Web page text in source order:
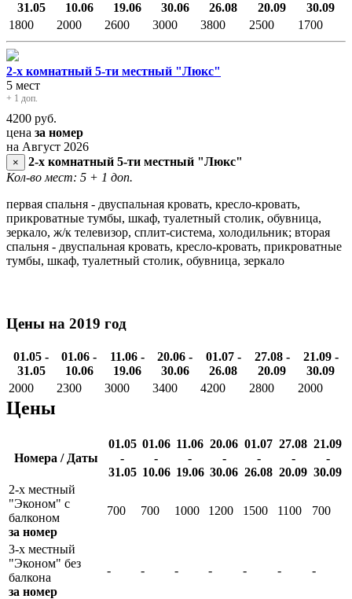
31.05
10.06
19.06
30.06
26.08
20.09
30.09
1800
2000 2600 3000 3800 2500 1700
2-х комнатный 5-ти местный "Люкс"
5 мест
+ 1 доп.
4200 руб.
цена за номер
на Август 2026
×
2-х комнатный 5-ти местный "Люкс"
Кол-во мест: 5 + 1 доп.
первая спальня - двуспальная кровать, кресло-кровать,
прикроватные тумбы, шкаф, туалетный столик, обувница,
зеркало, ж/к телевизор, сплит-система, холодильник; вторая
спальня - двуспальная кровать, кресло-кровать, прикроватные
тумбы, шкаф, туалетный столик, обувница, зеркало
Цены на 2019 год
01.05 -
31.05
01.06 -
10.06
11.06 -
19.06
20.06 -
30.06
01.07 -
26.08
27.08 -
20.09
21.09 -
30.09
2000
2300 3000 3400 4200 2800 2000
Цены
Номера / Даты
01.05
-
31.05
01.06
-
10.06
11.06
-
19.06
20.06
-
30.06
01.07
-
26.08
27.08
-
20.09
21.09
-
30.09
2-х местный
"Эконом" с
балконом
за номер
700 700 1000 1200 1500 1100 700
3-х местный
"Эконом" без
балкона
за номер
- - - - - - -